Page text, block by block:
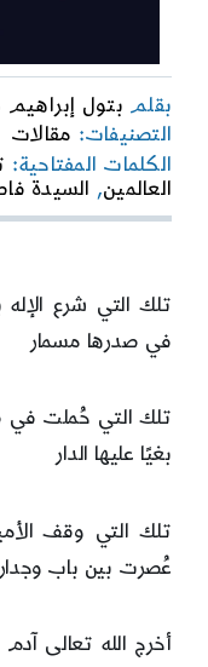
بقلم بتول
التصنيفات: مقالات
الكلمات المفتاحية:
العالمين, السيدة
تلك التي شرع الإله
في صدرها مسمار
تلك التي حُملت في
بغيًا عليها الدار
تلك التي وقف
عُصرت بين باب وجدار
أخرج الله تعالى